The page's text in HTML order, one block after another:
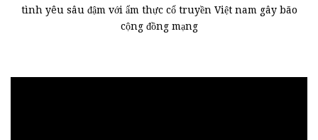
tình yêu sâu đậm với ẩm thực cổ truyền Việt nam gây bão
cộng đồng mạng